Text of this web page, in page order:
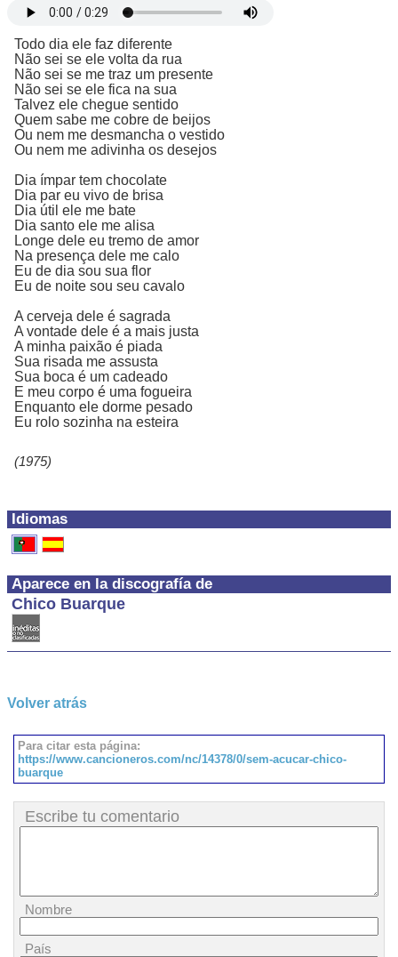
Idiomas
Aparece en la discografía de
Chico Buarque
Todo dia ele faz diferente
Não sei se ele volta da rua
Não sei se me traz um presente
Não sei se ele fica na sua
Talvez ele chegue sentido
Quem sabe me cobre de beijos
Ou nem me desmancha o vestido
Ou nem me adivinha os desejos
Dia ímpar tem chocolate
Dia par eu vivo de brisa
Dia útil ele me bate
Dia santo ele me alisa
Longe dele eu tremo de amor
Na presença dele me calo
Eu de dia sou sua flor
Eu de noite sou seu cavalo
A cerveja dele é sagrada
A vontade dele é a mais justa
A minha paixão é piada
Sua risada me assusta
Sua boca é um cadeado
E meu corpo é uma fogueira
Enquanto ele dorme pesado
Eu rolo sozinha na esteira
(1975)
Volver atrás
Para citar esta página:
https://www.cancioneros.com/nc/14378/0/sem-acucar-chico-
buarque
Escribe tu comentario
Nombre
País